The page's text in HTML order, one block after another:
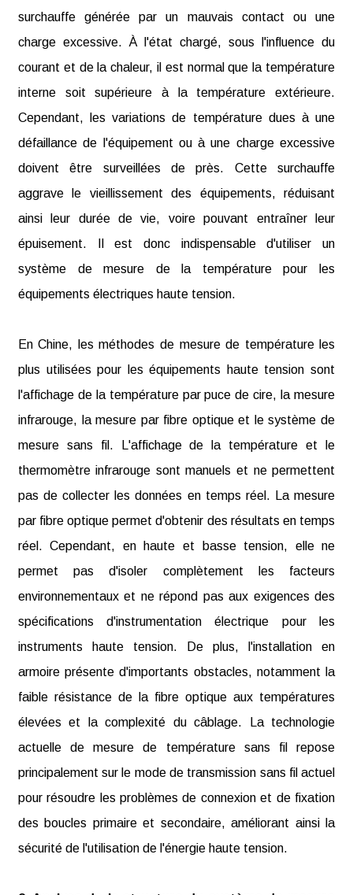
surchauffe générée par un mauvais contact ou une
charge excessive. À l'état chargé, sous l'influence du
courant et de la chaleur, il est normal que la température
interne soit supérieure à la température extérieure.
Cependant, les variations de température dues à une
défaillance de l'équipement ou à une charge excessive
doivent être surveillées de près. Cette surchauffe
aggrave le vieillissement des équipements, réduisant
ainsi leur durée de vie, voire pouvant entraîner leur
épuisement. Il est donc indispensable d'utiliser un
système de mesure de la température pour les
équipements électriques haute tension.
En Chine, les méthodes de mesure de température les
plus utilisées pour les équipements haute tension sont
l'affichage de la température par puce de cire, la mesure
infrarouge, la mesure par fibre optique et le système de
mesure sans fil. L'affichage de la température et le
thermomètre infrarouge sont manuels et ne permettent
pas de collecter les données en temps réel. La mesure
par fibre optique permet d'obtenir des résultats en temps
réel. Cependant, en haute et basse tension, elle ne
permet pas d'isoler complètement les facteurs
environnementaux et ne répond pas aux exigences des
spécifications d'instrumentation électrique pour les
instruments haute tension. De plus, l'installation en
armoire présente d'importants obstacles, notamment la
faible résistance de la fibre optique aux températures
élevées et la complexité du câblage. La technologie
actuelle de mesure de température sans fil repose
principalement sur le mode de transmission sans fil actuel
pour résoudre les problèmes de connexion et de fixation
des boucles primaire et secondaire, améliorant ainsi la
sécurité de l'utilisation de l'énergie haute tension.